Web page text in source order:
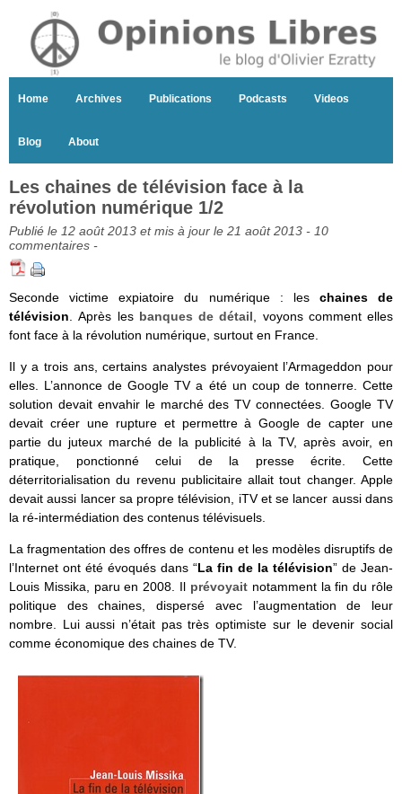
Home Archives Publications Podcasts Videos
Blog About
Les chaines de télévision face à la
révolution numérique 1/2
Publié le 12 août 2013 et mis à jour le 21 août 2013 - 10
commentaires -
Seconde victime expiatoire du numérique : les chaines de
télévision . Après lesbanques de détail , voyons comment elles
font face à la révolution numérique, surtout en France.
Il y a trois ans, certains analystes prévoyaient l’Armageddon pour
elles. L’annonce de Google TV a été un coup de tonnerre. Cette
solution devait envahir le marché des TV connectées. Google TV
devait créer une rupture et permettre à Google de capter une
partie du juteux marché de la publicité à la TV, après avoir, en
pratique, ponctionné celui de la presse écrite. Cette
déterritorialisation du revenu publicitaire allait tout changer. Apple
devait aussi lancer sa propre télévision, iTV et se lancer aussi dans
la ré-intermédiation des contenus télévisuels.
La fragmentation des offres de contenu et les modèles disruptifs de
l’Internet ont été évoqués dans “La fin de la télévision” de Jean-
Louis Missika, paru en 2008. Il prévoyaitnotamment la fin du rôle
politique des chaines, dispersé avec l’augmentation de leur
nombre. Lui aussi n’était pas très optimiste sur le devenir social
comme économique des chaines de TV.